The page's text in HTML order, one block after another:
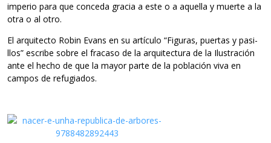
impe­rio para que con­ceda gra­cia a este o a aque­lla y muerte a la
otra o al otro.
El arqui­tecto Robin Evans en su artículo “Figu­ras, puer­tas y pasi­
llos” escribe sobre el fra­caso de la arqui­tec­tura de la Ilus­tra­ción
ante el hecho de que la mayor parte de la pobla­ción viva en
cam­pos de refugiados.